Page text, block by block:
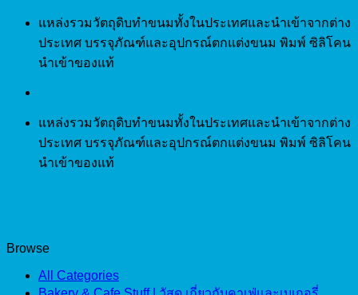
Skip
content
แหล่งรวมวัตถุดิบทำขนมทั้งในประเทศและนำเข้าจากต่าง
ประเทศ บรรจุภัณฑ์และอุปกรณ์ตกแต่งขนม พิมพ์ ซิลิโคน
นำเข้าของแท้
แหล่งรวมวัตถุดิบทำขนมทั้งในประเทศและนำเข้าจากต่าง
ประเทศ บรรจุภัณฑ์และอุปกรณ์ตกแต่งขนม พิมพ์ ซิลิโคน
นำเข้าของแท้
Browse
All Categories